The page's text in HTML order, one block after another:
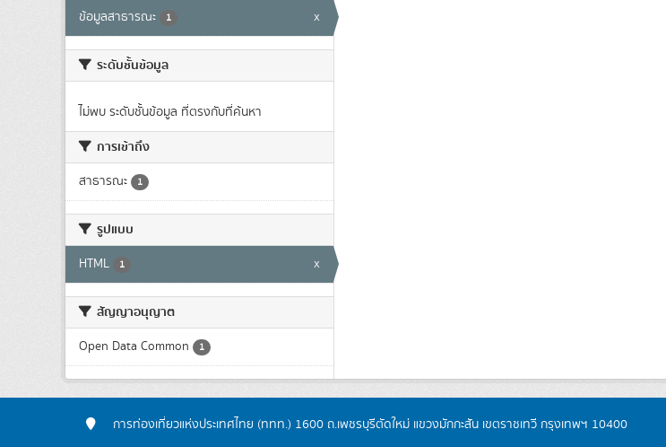
ข้อมูลสาธารณะ 1 x
ระดับชั้นข้อมูล
ไม่พบ ระดับชั้นข้อมูล ที่ตรงกับที่ค้นหา
การเข้าถึง
สาธารณะ 1
รูปแบบ
HTML 1 x
สัญญาอนุญาต
Open Data Common 1
การท่องเที่ยวแห่งประเทศไทย (ททท.) 1600 ถ.เพชรบุรีตัดใหม่ แขวงมักกะสัน เขตราชเทวี กรุงเทพฯ 10400